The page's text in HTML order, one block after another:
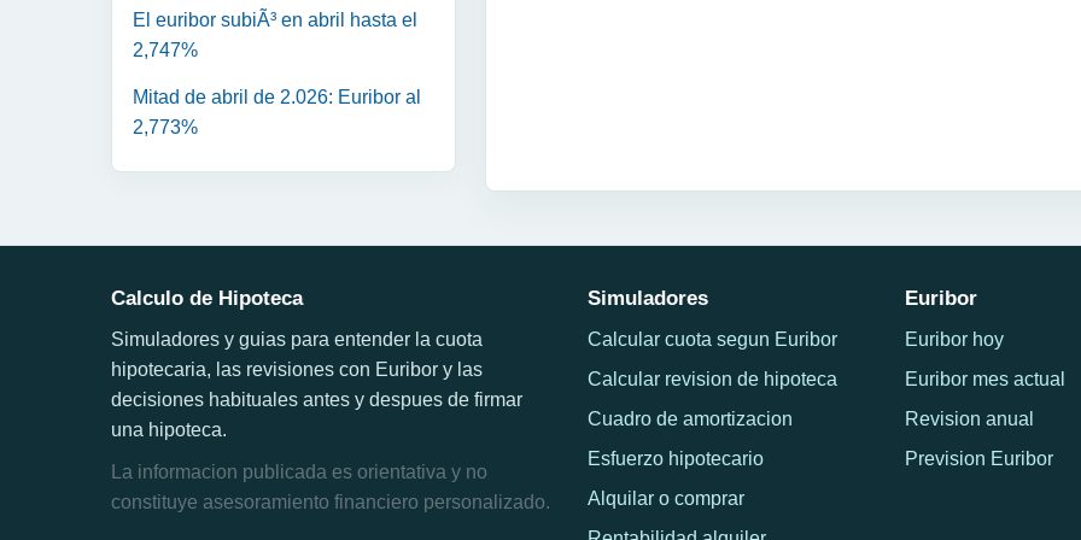
El euribor subiÃ³ en abril hasta el
2,747%
Mitad de abril de 2.026: Euribor al
2,773%
Calculo de Hipoteca
Simuladores y guias para entender la cuota
hipotecaria, las revisiones con Euribor y las
decisiones habituales antes y despues de firmar
una hipoteca.
La informacion publicada es orientativa y no
constituye asesoramiento financiero personalizado.
Simuladores
Calcular cuota segun Euribor
Calcular revision de hipoteca
Cuadro de amortizacion
Esfuerzo hipotecario
Alquilar o comprar
Euribor
Euribor hoy
Euribor mes actual
Revision anual
Prevision Euribor